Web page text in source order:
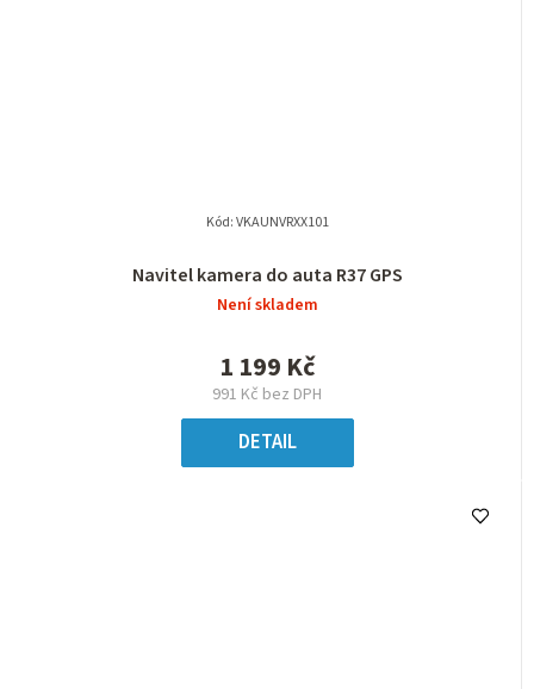
Navitel kamera do auta R37 GPS
Není skladem
991 Kč bez DPH
1 199 Kč
DETAIL
Kód:VKAUNVRXX101